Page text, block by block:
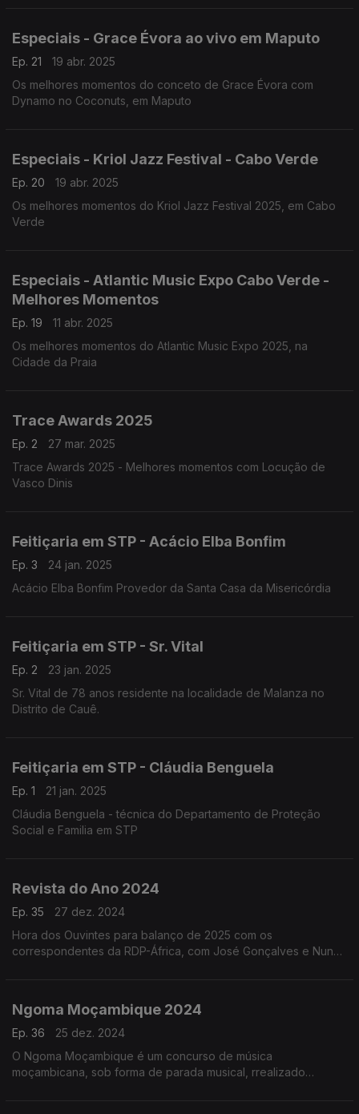
Especiais - Grace Évora ao vivo em Maputo
Ep. 21
19 abr. 2025
Os melhores momentos do conceto de Grace Évora com
Dynamo no Coconuts, em Maputo
Especiais - Kriol Jazz Festival - Cabo Verde
Ep. 20
19 abr. 2025
Os melhores momentos do Kriol Jazz Festival 2025, em Cabo
Verde
Especiais - Atlantic Music Expo Cabo Verde -
Melhores Momentos
Ep. 19
11 abr. 2025
Os melhores momentos do Atlantic Music Expo 2025, na
Cidade da Praia
Trace Awards 2025
Ep. 2
27 mar. 2025
Trace Awards 2025 - Melhores momentos com Locução de
Vasco Dinis
Feitiçaria em STP - Acácio Elba Bonfim
Ep. 3
24 jan. 2025
Acácio Elba Bonfim Provedor da Santa Casa da Misericórdia
Feitiçaria em STP - Sr. Vital
Ep. 2
23 jan. 2025
Sr. Vital de 78 anos residente na localidade de Malanza no
Distrito de Cauê.
Feitiçaria em STP - Cláudia Benguela
Ep. 1
21 jan. 2025
Cláudia Benguela - técnica do Departamento de Proteção
Social e Familia em STP
Revista do Ano 2024
Ep. 35
27 dez. 2024
Hora dos Ouvintes para balanço de 2025 com os
correspondentes da RDP-África, com José Gonçalves e Nuno
Ngoma Moçambique 2024
Ep. 36
25 dez. 2024
O Ngoma Moçambique é um concurso de música
moçambicana, sob forma de parada musical, rrealizado